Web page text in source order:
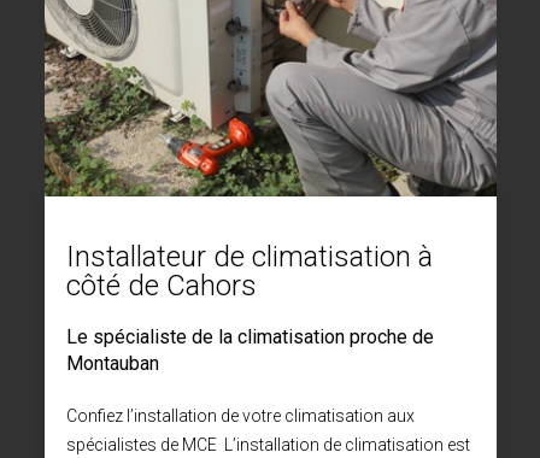
Installateur de climatisation à
côté de Cahors
Le spécialiste de la climatisation proche de
Montauban
Confiez l’installation de votre climatisation aux
spécialistes de MCE L’installation de climatisation est